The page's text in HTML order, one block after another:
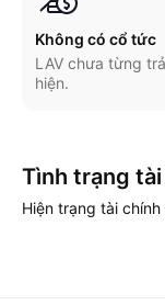
Không có cổ tức
LAV chưa từng
hiện.
Tình trạng tài
Hiện trạng tài